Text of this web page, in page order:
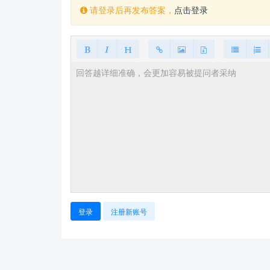
请登录后再发布答案， 点击登录
登录 注册新账号